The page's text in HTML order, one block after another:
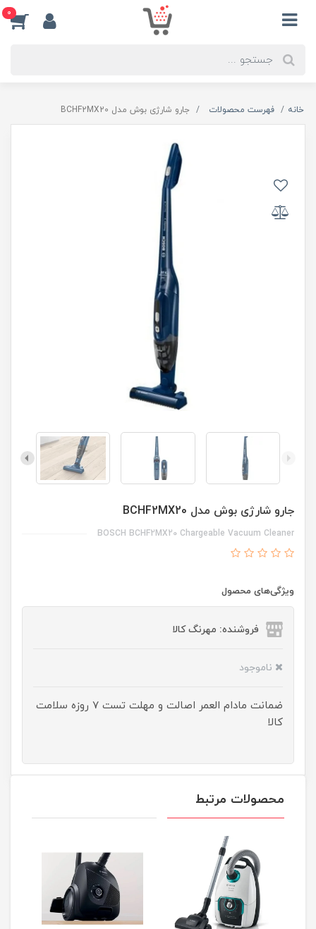
0
خانه فهرست محصولات جارو شارژی بوش مدل BCHF2MX20
جارو شارژی بوش مدل BCHF2MX20
BOSCH BCHF2MX20 Chargeable Vacuum Cleaner
ویژگی‌های محصول
فروشنده: مهرنگ کالا
ناموجود
ضمانت مادام العمر اصالت و مهلت تست ۷ روزه سلامت
کالا
محصولات مرتبط